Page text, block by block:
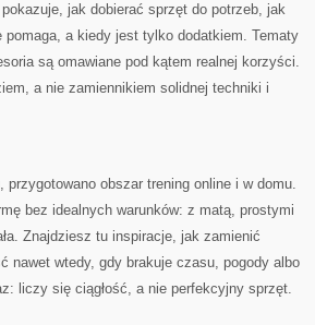
jak dobierać sprzęt do potrzeb, jak
pomaga, a kiedy jest tylko dodatkiem. Tematy
są omawiane pod kątem realnej korzyści.
a nie zamiennikiem solidnej techniki i
obszar trening online i w domu.
bez idealnych warunków: z matą, prostymi
Znajdziesz tu inspiracje, jak zamienić
nawet wtedy, gdy brakuje czasu, pogody albo
liczy się ciągłość, a nie perfekcyjny sprzęt.